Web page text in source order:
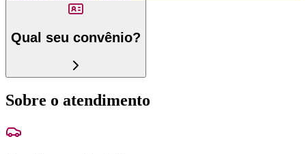
Qual seu convênio?
Sobre o atendimento